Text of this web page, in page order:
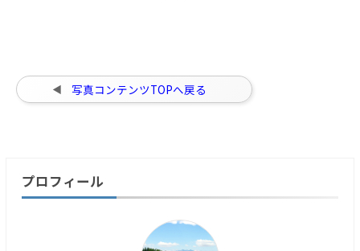
写真コンテンツTOPへ戻る
プロフィール